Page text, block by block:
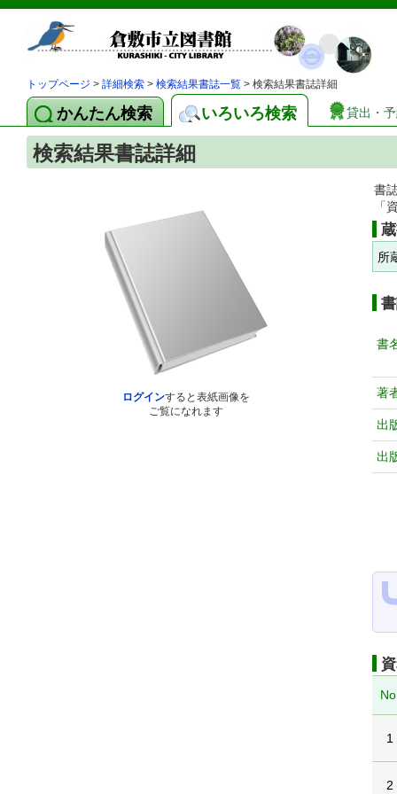
トップページ > 詳細検索 > 検索結果書誌一覧 > 検索結果書誌詳細
かんたん検索 いろいろ検索 貸出・
検索結果書誌詳細
ログインすると表紙画像を
ご覧になれます
書
「
所
書
著
出
出
1
2